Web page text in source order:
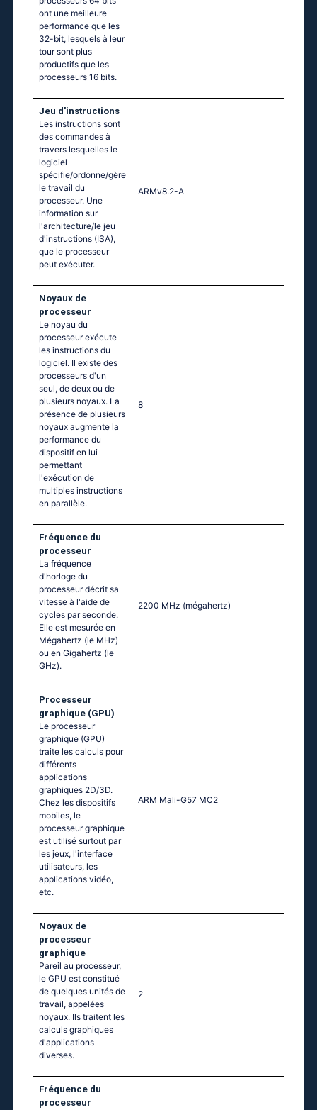
ont une meilleure
performance que les
32-bit, lesquels à leur
tour sont plus
productifs que les
processeurs 16 bits.
Jeu d'instructions
Les instructions sont
des commandes à
travers lesquelles le
logiciel
spécifie/ordonne/gère
le travail du
processeur. Une
information sur
l'architecture/le jeu
d'instructions (ISA),
que le processeur
peut exécuter.
ARMv8.2-A
Noyaux de
processeur
Le noyau du
processeur exécute
les instructions du
logiciel. Il existe des
processeurs d'un
seul, de deux ou de
plusieurs noyaux. La
présence de plusieurs
noyaux augmente la
performance du
dispositif en lui
permettant
l'exécution de
multiples instructions
en parallèle.
8
Fréquence du
processeur
La fréquence
d'horloge du
processeur décrit sa
vitesse à l'aide de
cycles par seconde.
Elle est mesurée en
Mégahertz (le MHz)
ou en Gigahertz (le
GHz).
2200 MHz (mégahertz)
Processeur
graphique (GPU)
Le processeur
graphique (GPU)
traite les calculs pour
différents
applications
graphiques 2D/3D.
Chez les dispositifs
mobiles, le
processeur graphique
est utilisé surtout par
les jeux, l'interface
utilisateurs, les
applications vidéo,
etc.
ARM Mali-G57 MC2
Noyaux de
processeur
graphique
Pareil au processeur,
le GPU est constitué
de quelques unités de
travail, appelées
noyaux. Ils traitent les
calculs graphiques
d'applications
diverses.
2
Fréquence du
processeur